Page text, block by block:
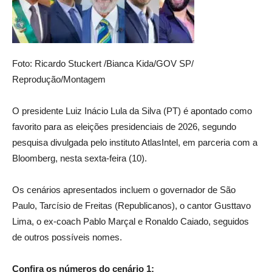
Foto: Ricardo Stuckert /Bianca Kida/GOV SP/
Reprodução/Montagem
O presidente Luiz Inácio Lula da Silva (PT) é apontado como
favorito para as eleições presidenciais de 2026, segundo
pesquisa divulgada pelo instituto AtlasIntel, em parceria com a
Bloomberg, nesta sexta-feira (10).
Os cenários apresentados incluem o governador de São
Paulo, Tarcísio de Freitas (Republicanos), o cantor Gusttavo
Lima, o ex-coach Pablo Marçal e Ronaldo Caiado, seguidos
de outros possíveis nomes.
Confira os números do cenário 1: